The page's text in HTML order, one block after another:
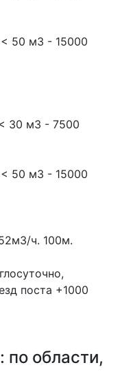
50 м3 - 15000
30 м3 - 7500
50 м3 - 15000
ч. 100м.
поста +1000
по области,